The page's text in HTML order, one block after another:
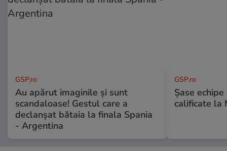
GSP.ro
Au apărut imaginile și sunt
scandaloase! Gestul care a
declanșat bătaia la finala Spania
- Argentina
GSP.ro
Șase
calificate la